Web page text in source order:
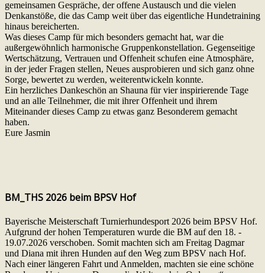
gemeinsamen Gespräche, der offene Austausch und die vielen
Denkanstöße, die das Camp weit über das eigentliche Hundetraining
hinaus bereicherten.
Was dieses Camp für mich besonders gemacht hat, war die
außergewöhnlich harmonische Gruppenkonstellation. Gegenseitige
Wertschätzung, Vertrauen und Offenheit schufen eine Atmosphäre,
in der jeder Fragen stellen, Neues ausprobieren und sich ganz ohne
Sorge, bewertet zu werden, weiterentwickeln konnte.
Ein herzliches Dankeschön an Shauna für vier inspirierende Tage
und an alle Teilnehmer, die mit ihrer Offenheit und ihrem
Miteinander dieses Camp zu etwas ganz Besonderem gemacht
haben.
Eure Jasmin
BM_THS 2026 beim BPSV Hof
Bayerische Meisterschaft Turnierhundesport 2026 beim BPSV Hof.
Aufgrund der hohen Temperaturen wurde die BM auf den 18. -
19.07.2026 verschoben. Somit machten sich am Freitag Dagmar
und Diana mit ihren Hunden auf den Weg zum BPSV nach Hof.
Nach einer längeren Fahrt und Anmelden, machten sie eine schöne